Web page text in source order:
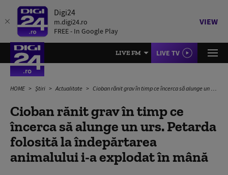
Digi24
m.digi24.ro
FREE - In Google Play
VIEW
LIVE FM LIVE TV
HOME Știri Actualitate Cioban rănit grav în timp ce încerca să alunge un urs. Petarda folosită la îndepărtarea animalului i-a explodat în mână
Cioban rănit grav în timp ce
încerca să alunge un urs. Petarda
folosită la îndepărtarea
animalului i-a explodat în mână